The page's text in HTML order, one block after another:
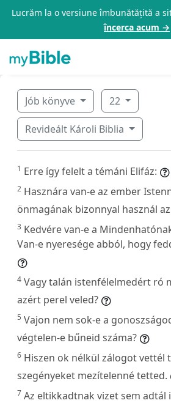
Lucrăm la o versiune îmbunătățită a
încerca acum →
Jób könyve 22
Revideált Károli Biblia
1 Erre így felelt a témáni Elifáz:
2 Hasznára van-e az ember
önmagának bizonnyal használ
3 Kedvére van-e a
Van-e nyeresége abból, hogy
4 Vagy talán istenfélelmedért ró
azért perel veled?
5 Vajon nem sok-e a
végtelen-e bűneid száma?
6 Hiszen ok nélkül zálogot vettél
szegényeket mezítelenné tetted.
7 Az eltikkadtnak vizet sem adtál